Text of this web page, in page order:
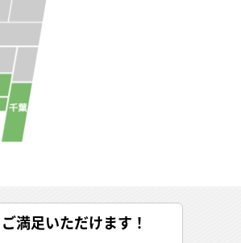
満足いただけます！